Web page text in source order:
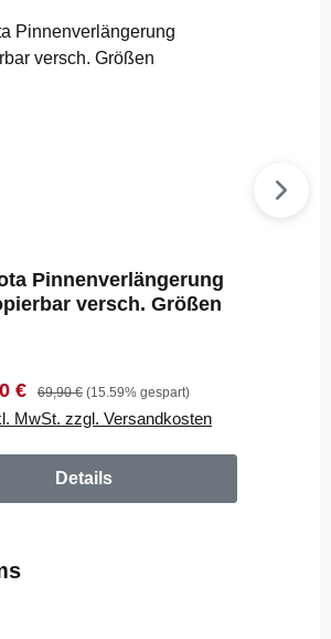
Pinnenverlängerung
versch. Größen
€ Regulärer Preis:
69,90 € (15.59% gespart)
MwSt. zzgl. Versandkosten
Details